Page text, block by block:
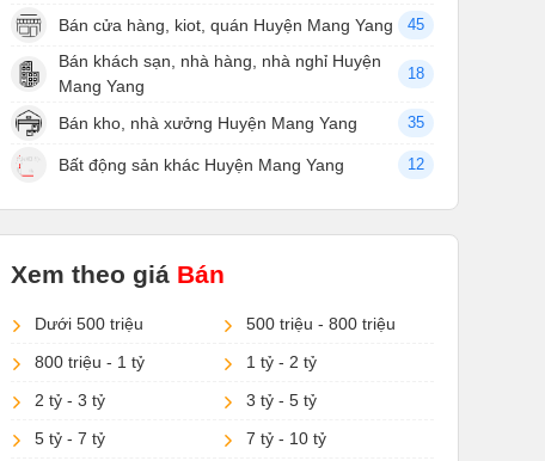
Bán cửa hàng, kiot, quán Huyện Mang Yang 45
Bán khách sạn, nhà hàng, nhà nghỉ Huyện
Mang Yang
18
Bán kho, nhà xưởng Huyện Mang Yang 35
Bất động sản khác Huyện Mang Yang 12
Xem theo giá Bán
Dưới 500 triệu
500 triệu - 800 triệu
800 triệu - 1 tỷ
1 tỷ - 2 tỷ
2 tỷ - 3 tỷ
3 tỷ - 5 tỷ
5 tỷ - 7 tỷ
7 tỷ - 10 tỷ